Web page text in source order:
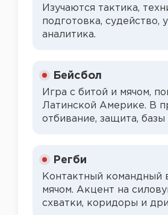
Изучаются тактика,
подготовка, судейство,
аналитика.
Бейсбол
Игра с битой и мячом,
Латинской Америке. В
отбивание, защита, базы
Регби
Контактный командный
мячом. Акцент на
схватки, коридоры и